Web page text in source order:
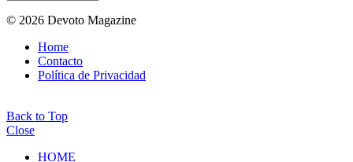
© 2026 Devoto Magazine
Home
Contacto
Política de Privacidad
Back to Top
Close
HOME